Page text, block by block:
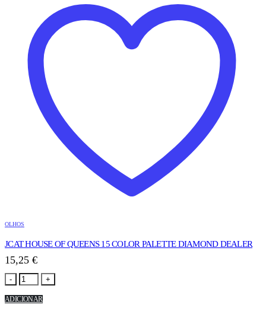
OLHOS
JCAT HOUSE OF QUEENS 15 COLOR PALETTE DIAMOND DEALER
15,25 €
- +
ADICIONAR